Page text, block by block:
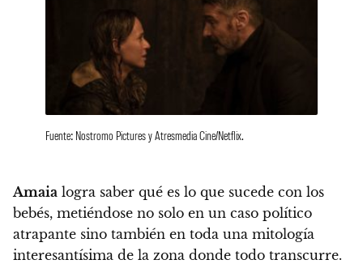
Fuente: Nostromo Pictures y Atresmedia Cine/Netflix.
Amaia logra saber qué es lo que sucede con los
bebés, metiéndose no solo en un caso político
atrapante sino también en toda una mitología
interesantísima de la zona donde todo transcurre.